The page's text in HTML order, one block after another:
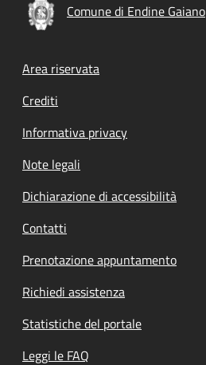
Comune di Endine Gaiano
Footer menu
Area riservata
Crediti
Informativa privacy
Note legali
Dichiarazione di accessibilità
Contatti
Prenotazione appuntamento
Richiedi assistenza
Statistiche del portale
Leggi le FAQ